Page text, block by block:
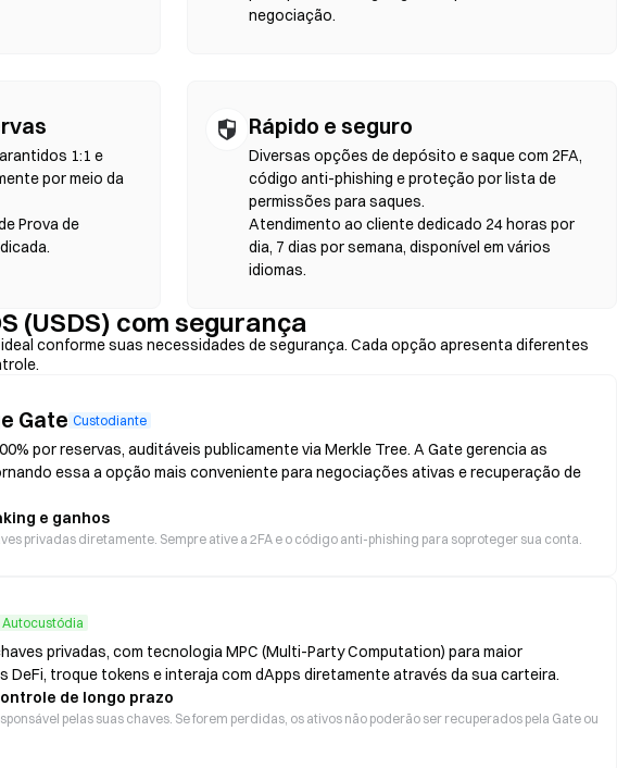
negociação.
1:1 e
por meio da
Prova de
Rápido e seguro
Diversas opções de depósito e saque com 2FA,
código anti-phishing e proteção por lista de
permissões para saques.
Atendimento ao cliente dedicado 24 horas por
dia, 7 dias por semana, disponível em vários
idiomas.
(USDS) com segurança
conforme suas necessidades de segurança. Cada opção apresenta diferentes
Gate Custodiante
por reservas, auditáveis publicamente via Merkle Tree. A Gate gerencia as
essa a opção mais conveniente para negociações ativas e recuperação de
e ganhos
privadas diretamente. Sempre ative a 2FA e o código anti-phishing para soproteger sua conta.
Autocustódia
privadas, com tecnologia MPC (Multi-Party Computation) para maior
DeFi, troque tokens e interaja com dApps diretamente através da sua carteira.
de longo prazo
pelas suas chaves. Se forem perdidas, os ativos não poderão ser recuperados pela Gate ou